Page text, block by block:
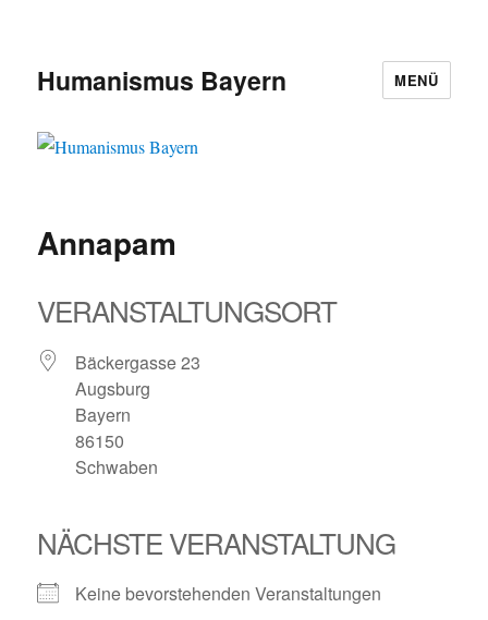
Humanismus Bayern MENÜ
Annapam
VERANSTALTUNGSORT
Bäckergasse 23
Augsburg
Bayern
86150
Schwaben
NÄCHSTE VERANSTALTUNG
Keine bevorstehenden Veranstaltungen